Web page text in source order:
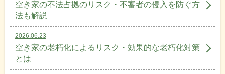
空き家の不法占拠のリスク・不審者の侵入を防ぐ方
法も解説
2026.06.23
空き家の老朽化によるリスク・効果的な老朽化対策
とは